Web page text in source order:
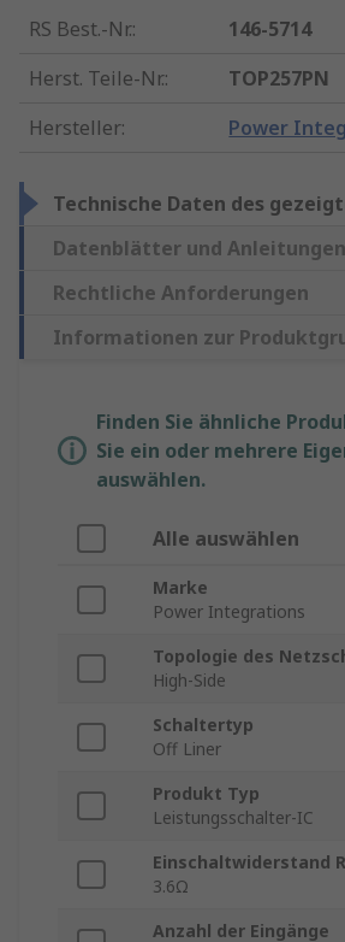
RS Best.-Nr.:
146-5714
Herst. Teile-Nr.:
TOP257PN
Hersteller: Power
Technische Daten des
Datenblätter und Anleitungen
Rechtliche Anforderungen
Informationen zur
Finden Sie ähnliche
Sie ein oder mehrere
auswählen.
Alle auswählen
Marke
Power Integrations
Topologie des
High-Side
Schaltertyp
Off Liner
Produkt Typ
Leistungsschalter-IC
Einschaltwiderstand
3.6Ω
Anzahl der Eingänge